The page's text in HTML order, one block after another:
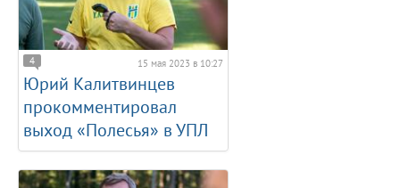
4 15 мая 2023 в 10:27
Юрий Калитвинцев
прокомментировал
выход «Полесья» в УПЛ